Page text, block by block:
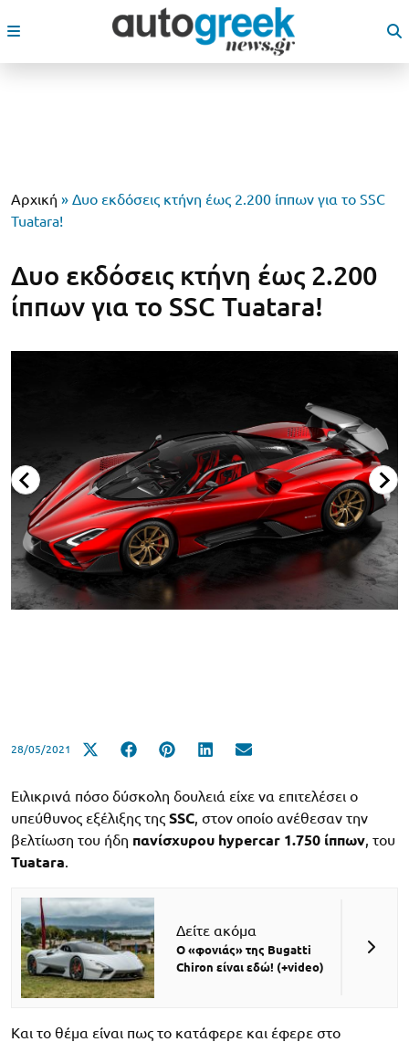
Αρχική » Δυο εκδόσεις κτήνη έως 2.200 ίππων για το SSC
Tuatara!
Δυο εκδόσεις κτήνη έως 2.200
ίππων για το SSC Tuatara!
28/05/2021
Ειλικρινά πόσο δύσκολη δουλειά είχε να επιτελέσει ο
υπεύθυνος εξέλιξης της SSC, στον οποίο ανέθεσαν την
βελτίωση του ήδη πανίσχυρου hypercar 1.750 ίππων, του
Tuatara.
Δείτε ακόμα
Ο «φονιάς» της Bugatti
Chiron είναι εδώ! (+video)
Και το θέμα είναι πως το κατάφερε και έφερε στο